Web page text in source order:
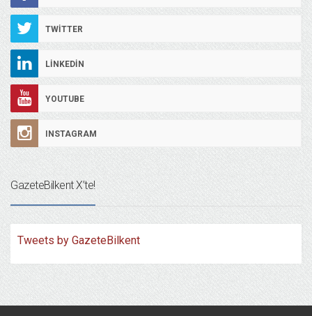
TWITTER
LINKEDIN
YOUTUBE
INSTAGRAM
GazeteBilkent X’te!
Tweets by GazeteBilkent